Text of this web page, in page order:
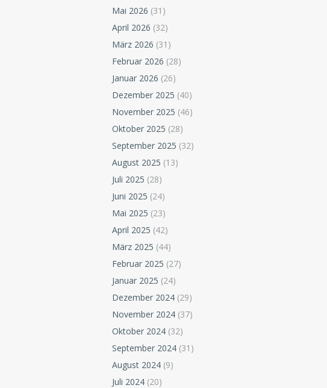
Mai 2026 (31)
April 2026 (32)
März 2026 (31)
Februar 2026 (28)
Januar 2026 (26)
Dezember 2025 (40)
November 2025 (46)
Oktober 2025 (28)
September 2025 (32)
August 2025 (13)
Juli 2025 (28)
Juni 2025 (24)
Mai 2025 (23)
April 2025 (42)
März 2025 (44)
Februar 2025 (27)
Januar 2025 (24)
Dezember 2024 (29)
November 2024 (37)
Oktober 2024 (32)
September 2024 (31)
August 2024 (9)
Juli 2024 (20)